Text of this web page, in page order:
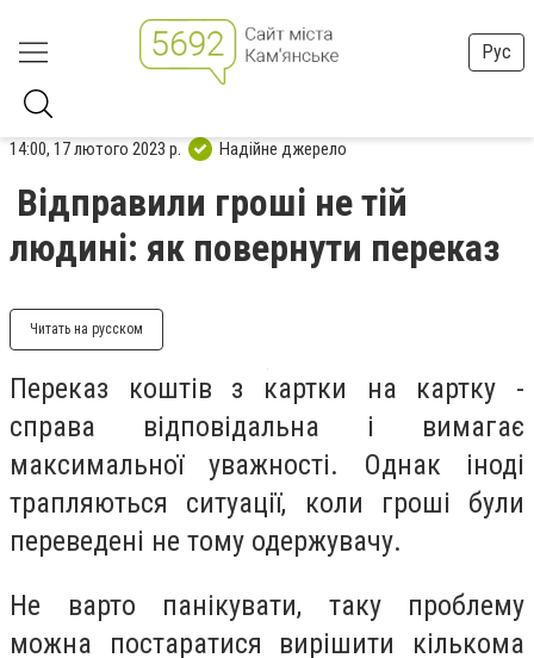
Рус
14:00, 17 лютого 2023 р. Надійне джерело
Відправили гроші не тій
людині: як повернути переказ
Читать на русском
Переказ коштів з картки на картку -
справа відповідальна і вимагає
максимальної уважності. Однак іноді
трапляються ситуації, коли гроші були
переведені не тому одержувачу.
Не варто панікувати, таку проблему
можна постаратися вирішити кількома